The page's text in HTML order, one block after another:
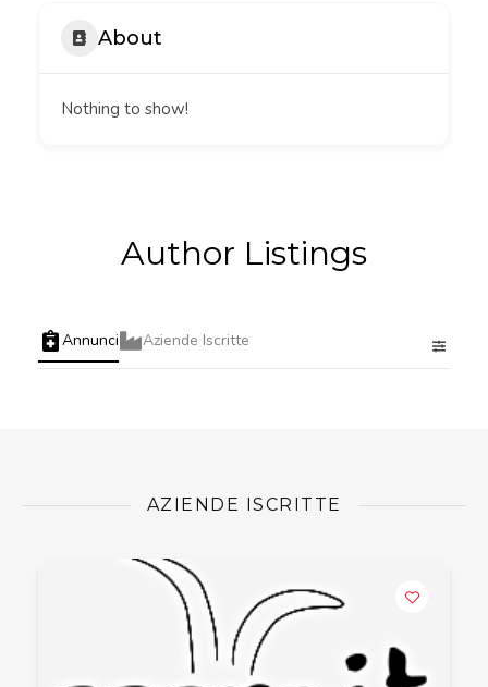
About
Nothing to show!
Author Listings
Annunci Aziende Iscritte
AZIENDE ISCRITTE